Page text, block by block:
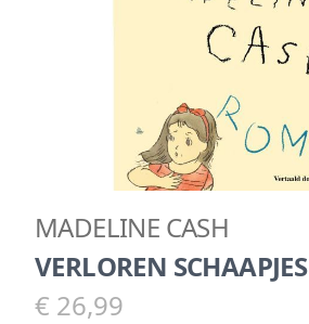
MADELINE CASH
VERLOREN SCHAAPJES
€ 26,99